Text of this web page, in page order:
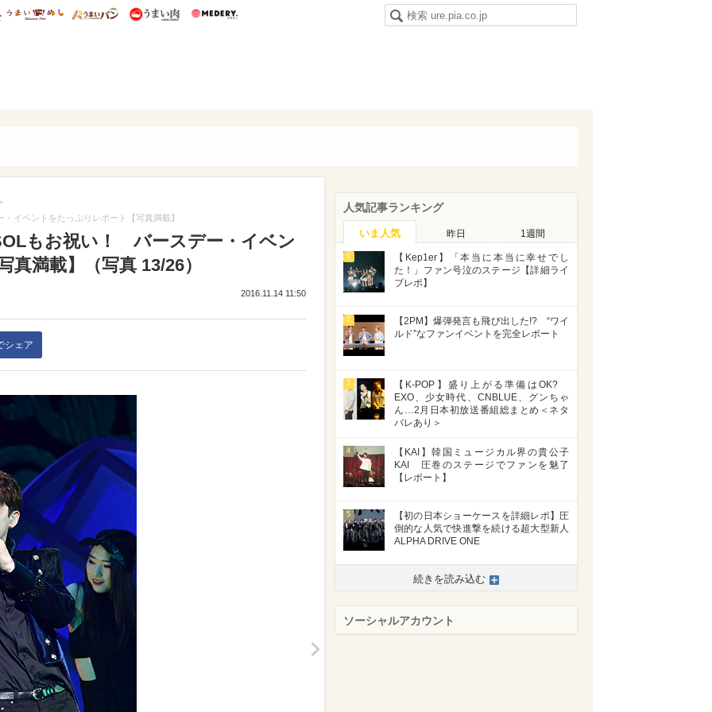
研 ディズニー特集
mimot. うまいめし うまいパン うまい肉
イベントをたっぷりレポート【写真満載】
もお祝い！ バースデー・イベン
満載】（写真 13/26）
2016.11.14 11:50
シェア
人気記事ランキング
いま人気 昨日 1週間
1
【Kep1er】「本当に本当に幸せでし
た！」ファン号泣のステージ【詳細ライ
ブレポ】
2
【2PM】爆弾発言も飛び出した!? “ワイ
ルド”なファンイベントを完全レポート
3
【K-POP】盛り上がる準備はOK?
EXO、少女時代、CNBLUE、グンちゃ
ん…2月日本初放送番組総まとめ＜ネタ
バレあり＞
4
【KAI】韓国ミュージカル界の貴公子
KAI 圧巻のステージでファンを魅了
【レポート】
5
【初の日本ショーケースを詳細レポ】圧
倒的な人気で快進撃を続ける超大型新人
ALPHA DRIVE ONE
続きを読み込む
ソーシャルアカウント